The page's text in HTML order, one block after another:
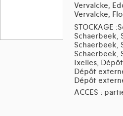
Vervalcke,
Vervalcke,
STOCKAGE
Schaerbeek,
Schaerbeek,
Schaerbeek,
Ixelles,
Dépôt
Dépôt
ACCES :